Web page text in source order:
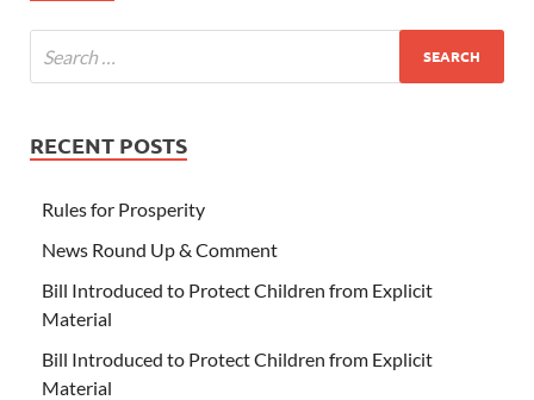
RECENT POSTS
Rules for Prosperity
News Round Up & Comment
Bill Introduced to Protect Children from Explicit
Material
Bill Introduced to Protect Children from Explicit
Material